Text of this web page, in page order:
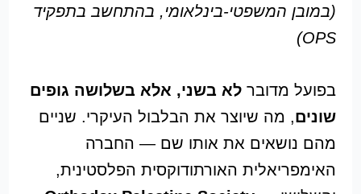
(במובן המשפטי-בינלאומי, בהתחשב בתפקיד
OPS)
בפועל מדובר לא בשני, אלא בשלושה גופים
שונים, מה שיוצר את הבלבול העיקרי. שניים
מהם נושאים את אותו שם — החברה
האימפריאלית האורתודוקסית הפלסטינית,